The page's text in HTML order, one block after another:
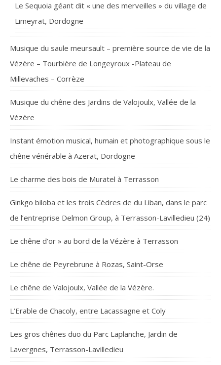
Le Sequoia géant dit « une des merveilles » du village de
Limeyrat, Dordogne
Musique du saule meursault – première source de vie de la
Vézère – Tourbière de Longeyroux -Plateau de
Millevaches – Corrèze
Musique du chêne des Jardins de Valojoulx, Vallée de la
Vézère
Instant émotion musical, humain et photographique sous le
chêne vénérable à Azerat, Dordogne
Le charme des bois de Muratel à Terrasson
Ginkgo biloba et les trois Cèdres de du Liban, dans le parc
de l’entreprise Delmon Group, à Terrasson-Lavilledieu (24)
Le chêne d’or » au bord de la Vézère à Terrasson
Le chêne de Peyrebrune à Rozas, Saint-Orse
Le chêne de Valojoulx, Vallée de la Vézère.
L’Erable de Chacoly, entre Lacassagne et Coly
Les gros chênes duo du Parc Laplanche, Jardin de
Lavergnes, Terrasson-Lavilledieu